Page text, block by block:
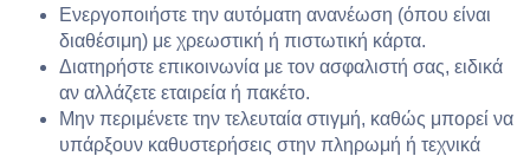
Ενεργοποιήστε την αυτόματη ανανέωση (όπου είναι
διαθέσιμη) με χρεωστική ή πιστωτική κάρτα.
Διατηρήστε επικοινωνία με τον ασφαλιστή σας, ειδικά
αν αλλάζετε εταιρεία ή πακέτο.
Μην περιμένετε την τελευταία στιγμή, καθώς μπορεί να
υπάρξουν καθυστερήσεις στην πληρωμή ή τεχνικά